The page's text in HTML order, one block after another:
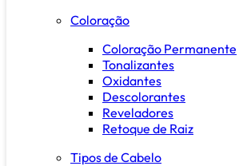
Coloração
Coloração Permanente
Tonalizantes
Oxidantes
Descolorantes
Reveladores
Retoque de Raiz
Tipos de Cabelo